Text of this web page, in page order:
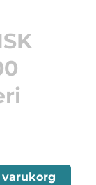
varukorg